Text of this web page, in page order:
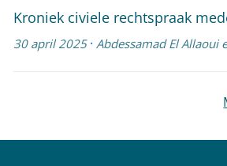
Kroniek civiele rechtspraak
30 april 2025 · Abdessamad El Allaoui